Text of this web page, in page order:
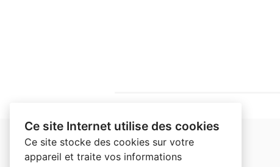
Ce site Internet utilise des cookies
Ce site stocke des cookies sur votre
appareil et traite vos informations